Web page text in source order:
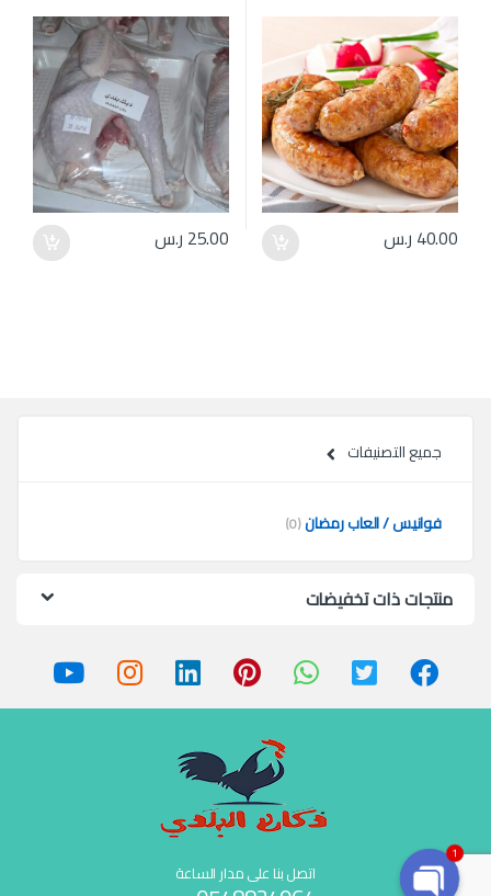
40.00 ر.س 25.00 ر.س
جميع التصنيفات
فوانيس / العاب رمضان(0)
منتجات ذات تخفيضات
اتصل بنا على مدار الساعة
1